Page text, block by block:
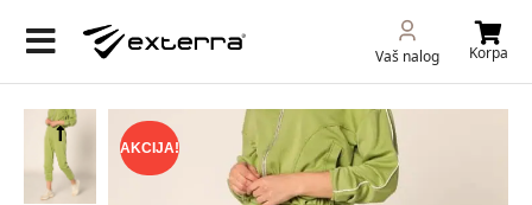
Vaš nalog Korpa
AKCIJA!